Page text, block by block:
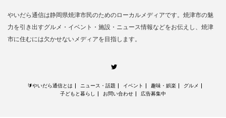
やいだら通信は静岡県焼津市民のためのローカルメディアです。焼津市の魅
力を引き出すグルメ・イベント・施設・ニュース情報などをお伝えし、焼津
市に住むには欠かせないメディアを目指します。
🔰やいだら通信とは ニュース・話題 イベント 趣味・娯楽
グルメ
子どもと暮らし
お問い合わせ 広告募集中